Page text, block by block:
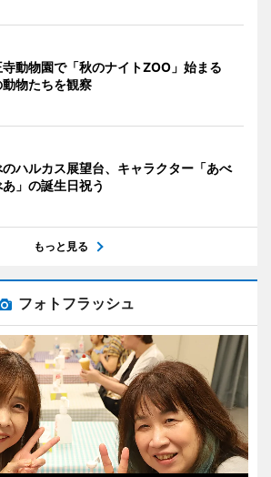
寺動物園で「秋のナイトZOO」始まる
物たちを観察
のハルカス展望台、キャラクター「あべ
」の誕生日祝う
もっと見る
フォトフラッシュ